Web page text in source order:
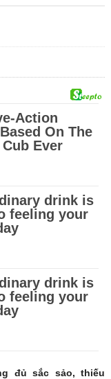
đủ sắc sảo, thiếu